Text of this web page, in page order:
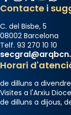
Contacte i
C. del Bisbe, 5
08002 Barcelona
Telf. 93 270 10 10
Horari
de dilluns a
Visites a l'Arxiu
de dilluns a dijous,